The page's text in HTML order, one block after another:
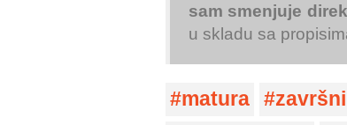
sam smenjuje
u skladu sa
matura